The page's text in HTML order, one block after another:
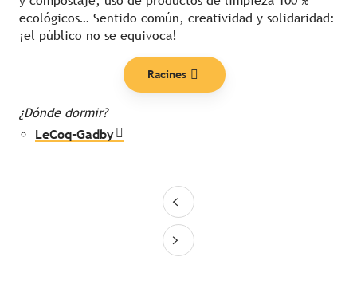
ecológicos… Sentido común, creatividad y solidaridad:
¡el público no se equivoca!
Racines
¿Dónde dormir?
LeCoq-Gadby